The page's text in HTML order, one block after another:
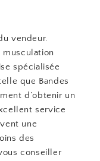
vendeur.
spécialisée
que Bandes
d’obtenir un
service
une
des
conseiller